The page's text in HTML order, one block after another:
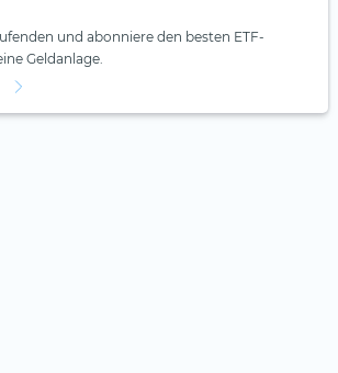
und abonniere den besten ETF-
Geldanlage.